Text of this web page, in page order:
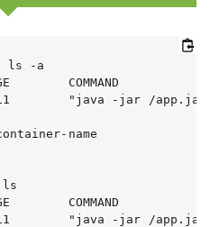
ls -a
IMAGE
"java -jar /
name
ls
IMAGE
"java -jar /